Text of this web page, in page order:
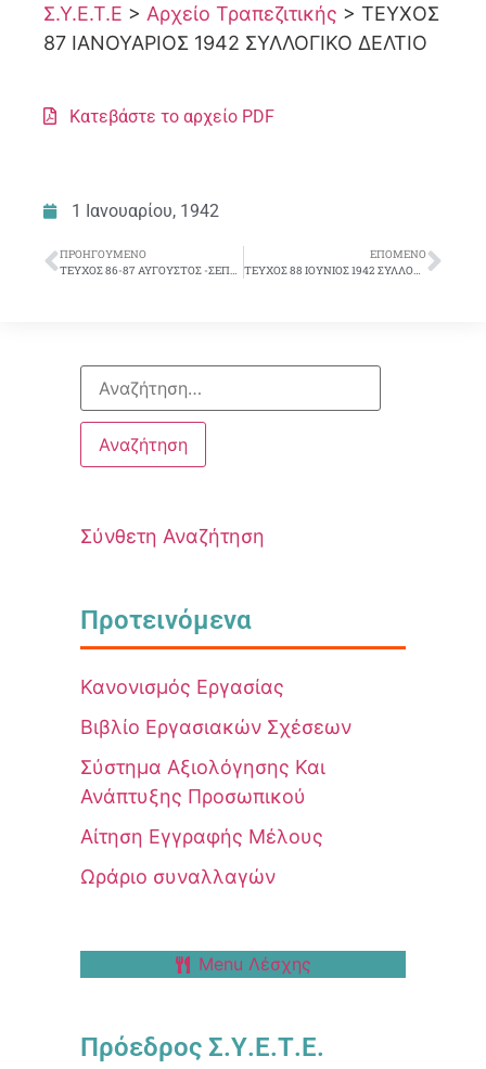
Σ.Υ.Ε.Τ.Ε > Αρχείο Τραπεζιτικής > ΤΕΥΧΟΣ
87 ΙΑΝΟΥΑΡΙΟΣ 1942 ΣΥΛΛΟΓΙΚΟ ΔΕΛΤΙΟ
Κατεβάστε το αρχείο PDF
1 Ιανουαρίου, 1942
ΠΡΟΗΓΟΎΜΕΝΟ
ΤΕΥΧΟΣ 86-87 ΑΥΓΟΥΣΤΟΣ -ΣΕΠΤΕΜΒΡΙΟΣ 1941
ΕΠΌΜΕΝΟ
ΤΕΥΧΟΣ 88 ΙΟΥΝΙΟΣ 1942 ΣΥΛΛΟΓΙΚΟ ΔΕΛΤΙΟ
Σύνθετη Αναζήτηση
Προτεινόμενα
Κανονισμός Εργασίας
Βιβλίο Εργασιακών Σχέσεων
Σύστημα Αξιολόγησης Και
Ανάπτυξης Προσωπικού
Αίτηση Εγγραφής Μέλους
Ωράριο συναλλαγών
Menu Λέσχης
Πρόεδρος Σ.Υ.Ε.Τ.Ε.